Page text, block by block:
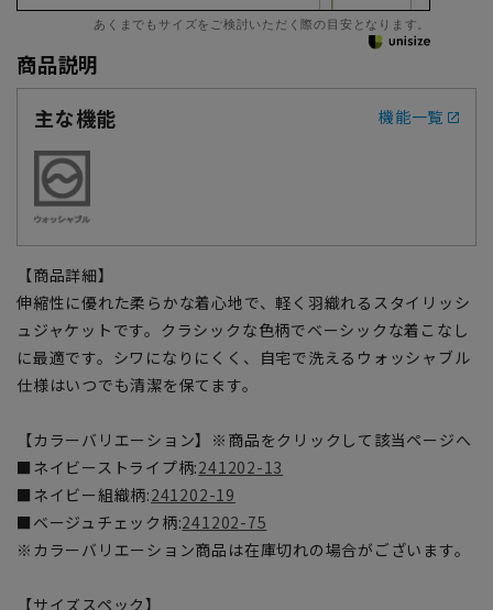
あくまでもサイズをご検討いただく際の目安となります。
商品説明
主な機能
機能一覧
【商品詳細】
伸縮性に優れた柔らかな着心地で、軽く羽織れるスタイリッシ
ュジャケットです。クラシックな色柄でベーシックな着こなし
に最適です。シワになりにくく、自宅で洗えるウォッシャブル
仕様はいつでも清潔を保てます。
【カラーバリエーション】※商品をクリックして該当ページへ
■ネイビーストライプ柄:241202-13
■ネイビー組織柄:241202-19
■ベージュチェック柄:241202-75
※カラーバリエーション商品は在庫切れの場合がございます。
【サイズスペック】